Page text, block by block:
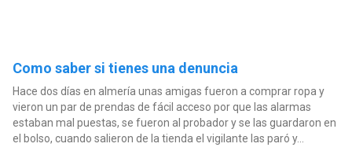
Como saber si tienes una denuncia
Hace dos días en almería unas amigas fueron a comprar ropa y
vieron un par de prendas de fácil acceso por que las alarmas
estaban mal puestas, se fueron al probador y se las guardaron en
el bolso, cuando salieron de la tienda el vigilante las paró y...